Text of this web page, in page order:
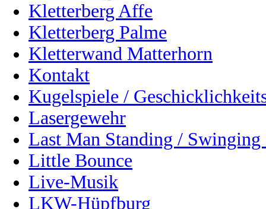
Kletterberg Affe
Kletterberg Palme
Kletterwand Matterhorn
Kontakt
Kugelspiele /
Lasergewehr
Last Man Standing /
Little Bounce
Live-Musik
LKW-Hüpfburg